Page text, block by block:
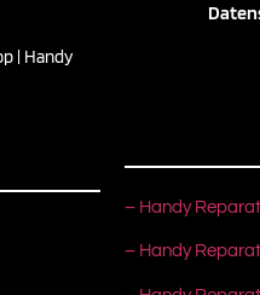
| Handy
– Handy
– Handy